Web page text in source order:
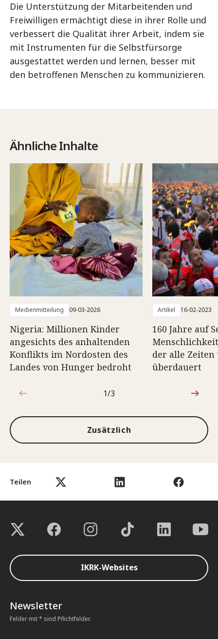
Teilen
Die Unterstützung der Mitarbeitenden und
Freiwilligen ermächtigt diese in ihrer Rolle und
verbessert die Qualität ihrer Arbeit, indem sie
mit Instrumenten für die Selbstfürsorge
ausgestattet werden und lernen, besser mit
den betroffenen Menschen zu kommunizieren.
Ähnliche Inhalte
Medienmitteilung 09-03-2026
Nigeria: Millionen Kinder
angesichts des anhaltenden
Konflikts im Nordosten des
Landes von Hunger bedroht
Artikel 16-02-2023
160 Jahre auf
der alle
überdauert
1von3
1/3
Zusätzlich
IKRK-Websites
Newsletter
Felder mit * sind Pflichtfelder.